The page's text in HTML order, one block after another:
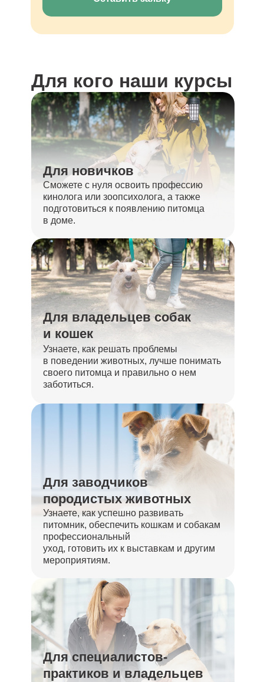
Для кого наши курсы
Для новичков
Сможете с нуля освоить профессию
кинолога или зоопсихолога, а также
подготовиться к появлению питомца
в доме.
Для владельцев собак
и кошек
Узнаете, как решать проблемы
в поведении животных, лучше понимать
своего питомца и правильно о нем
заботиться.
Для заводчиков
породистых животных
Узнаете, как успешно развивать
питомник, обеспечить кошкам и собакам
профессиональный
уход, готовить их к выставкам и другим
мероприятиям.
Для специалистов-
практиков и владельцев